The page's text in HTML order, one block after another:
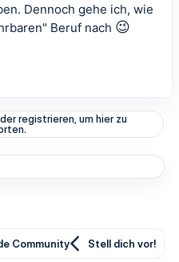
Dennoch gehe ich, wie
Beruf nach 😉
registrieren, um hier zu
Community Stell dich vor!